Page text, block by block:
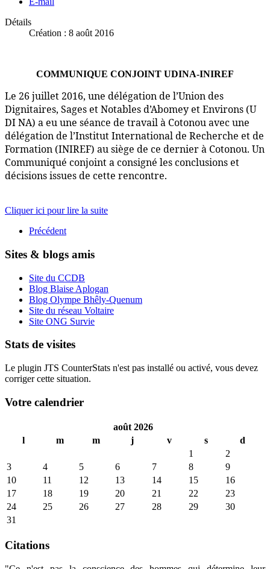
Détails
Création : 8 août 2016
COMMUNIQUE CONJOINT UDINA-INIREF
Le 26 juillet 2016, une délégation de l’Union des
Dignitaires, Sages et Notables d’Abomey et Environs (U
DI NA) a eu une séance de travail à Cotonou avec une
délégation de l’Institut International de Recherche et de
Formation (INIREF) au siège de ce dernier à Cotonou. Un
Communiqué conjoint a consigné les conclusions et
décisions issues de cette rencontre.
Cliquer ici pour lire la suite
Précédent
Sites & blogs amis
Site du CCDB
Blog Blaise Aplogan
Blog Olympe Bhêly-Quenum
Site du réseau Voltaire
Site ONG Survie
Stats de visites
Le plugin JTS CounterStats n'est pas installé ou activé, vous devez
corriger cette situation.
Votre calendrier
août 2026
l
m m j v s
d
1
2
3
4 5 6 7 8
9
10
11 12 13 14 15
16
17
18 19 20 21 22
23
24
25 26 27 28 29
30
31
Citations